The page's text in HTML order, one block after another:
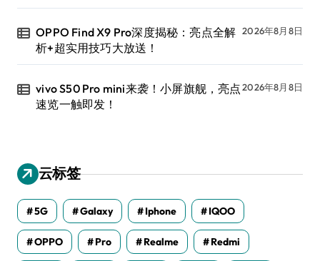
OPPO Find X9 Pro深度揭秘：亮点全解
析+超实用技巧大放送！
2026年8月8日
vivo S50 Pro mini来袭！小屏旗舰，亮点
速览一触即发！
2026年8月8日
云标签
5G Galaxy Iphone IQOO
OPPO Pro Realme Redmi